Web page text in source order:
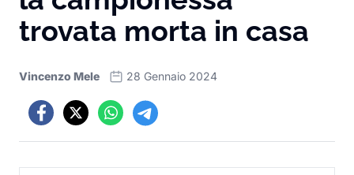
trovata morta in casa
Vincenzo Mele 28 Gennaio 2024